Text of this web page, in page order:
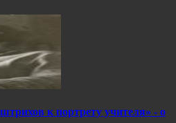
к портрету учителя» - о